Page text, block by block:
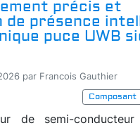
précis et
présence
puce UWB
par Francois Gauthier
Composant
de semi-conducteur